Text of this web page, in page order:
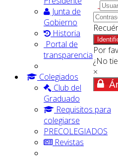
Por
¿No
×
Junta de
Gobierno
Historia
Portal de
transparencia
Colegiados
Club del
Graduado
Requisitos para
colegiarse
PRECOLEGIADOS
Revistas